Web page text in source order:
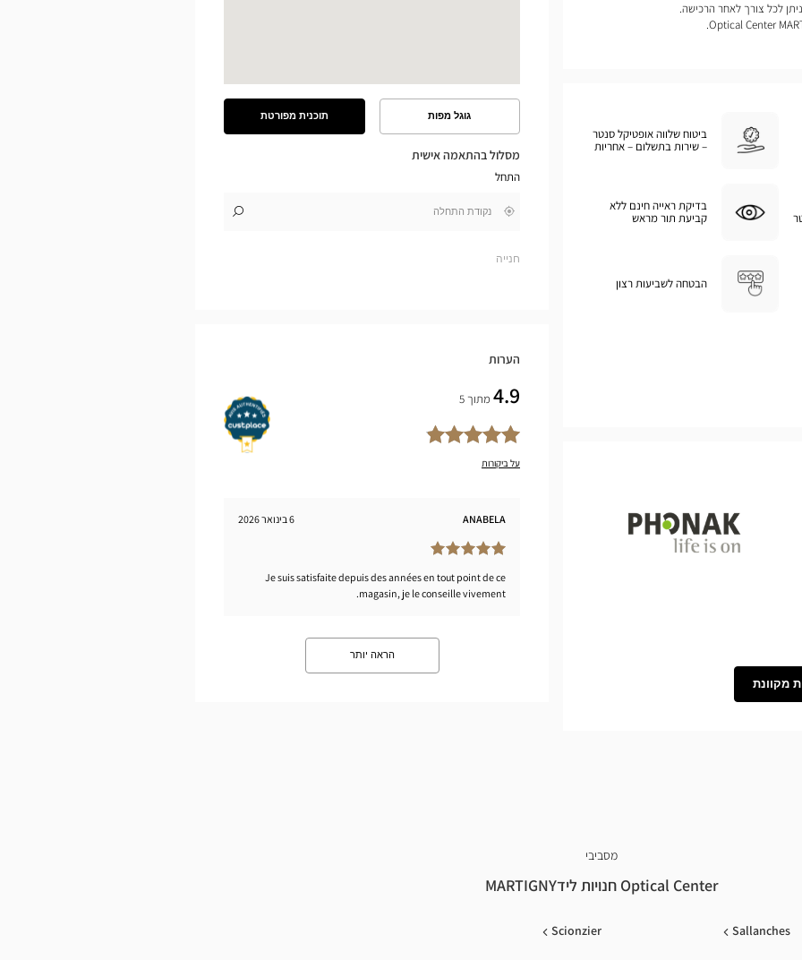
לכל צורך לאחר הרכישה.
ביטוח שלווה אופטיקל סנטר
– שירות בתשלום – אחריות
בדיקת ראייה חינם ללא
קביעת תור מראש
הבטחה לשביעות רצון
מקוונת
גוגל מפות
ראה
את
במפת
תוכנית מפורטת
ראה
מסלול בהתאמה אישית
התחל
,
Center
בקרבתי לו"ז
לחנות
חנייה
הערות
4.9 מתוך 5
על ביקורות
ANABELA 6 בינואר 2026
Je suis satisfaite depuis des années en tout point de ce
magasin, je le conseille vivement.
הראה יותר
מסביבי
Optical Center חנויות לידMARTIGNY
Sallanches
Scionzier